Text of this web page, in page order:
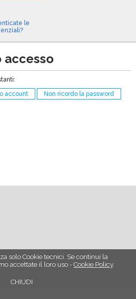
solo Cookie tecnici. Se continui la
accettate il loro uso - Cookie Policy.
CHIUDI
le
accesso
account
Non ricordo la password